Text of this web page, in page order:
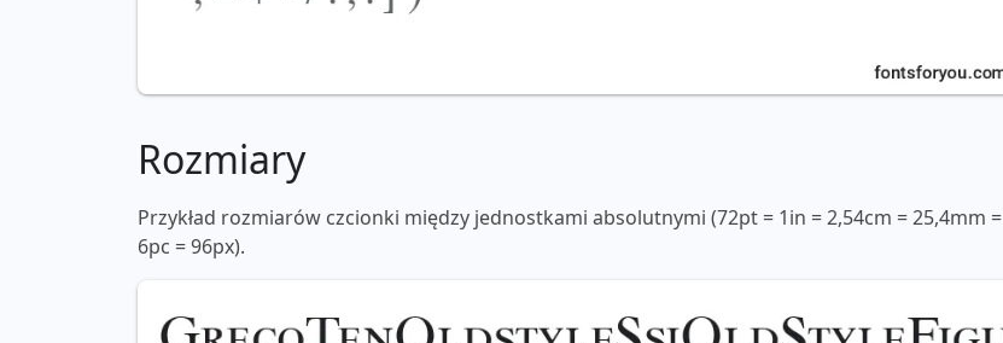
Rozmiary
Przykład rozmiarów czcionki między jednostkami absolutnymi (72pt = 1in = 2,54cm = 25,4mm =
6pc = 96px).